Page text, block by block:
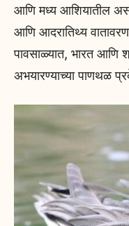
आणि मध्य आशियातील
आणि आदरातिथ्य
पावसाळ्यात, भारत आणि
अभयारण्याच्या पाणथळ